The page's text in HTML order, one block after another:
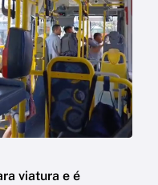
viatura e é